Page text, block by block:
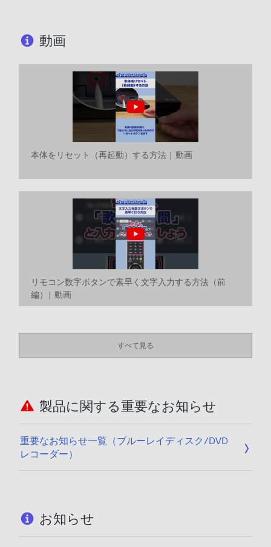
動画
本体をリセット（再起動）する方法 | 動画
リモコン数字ボタンで素早く文字入力する方法（前
編）| 動画
すべて見る
製品に関する重要なお知らせ
重要なお知らせ一覧（ブルーレイディスク/DVD
レコーダー）
お知らせ